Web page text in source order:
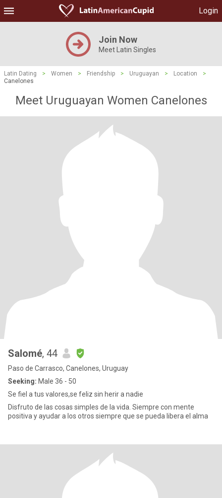
Login
Join Now
Meet Latin Singles
Latin Dating > Women > Friendship > Uruguayan > Location
>
Canelones
Meet Uruguayan Women Canelones
Salomé, 44
Paso de Carrasco, Canelones, Uruguay
Seeking: Male 36 - 50
Se fiel a tus valores,se feliz sin herir a nadie
Disfruto de las cosas simples de la vida. Siempre con mente
positiva y ayudar a los otros siempre que se pueda libera el alma